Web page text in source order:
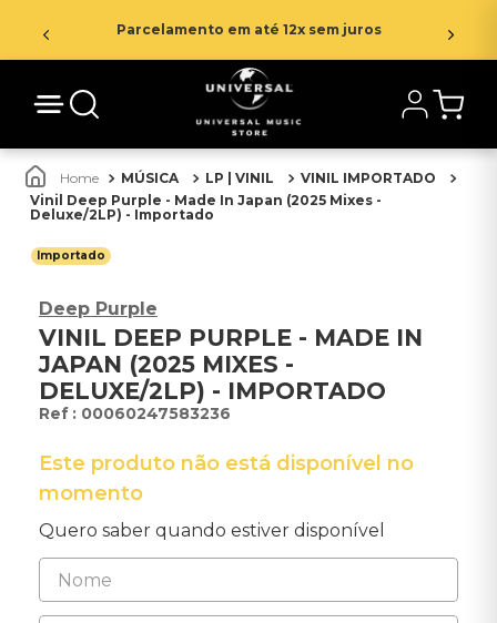
Parcelamento em até 12x sem juros
MÚSICA LP | VINIL
VINIL IMPORTADO
Vinil Deep Purple - Made In Japan (2025 Mixes -
Deluxe/2LP) - Importado
Importado
Deep Purple
VINIL DEEP PURPLE - MADE IN
JAPAN (2025 MIXES -
DELUXE/2LP) - IMPORTADO
: 00060247583236
Este produto não está disponível no
momento
Quero saber quando estiver disponível